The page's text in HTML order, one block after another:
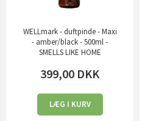
WELLmark - duftpinde - Maxi
- amber/black - 500ml -
SMELLS LIKE HOME
399,00 DKK
LÆG I KURV